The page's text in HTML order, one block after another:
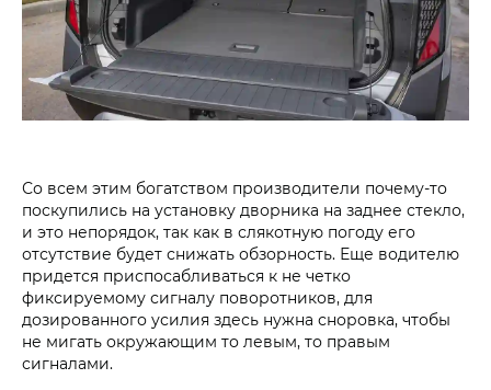
Со всем этим богатством производители почему-то
поскупились на установку дворника на заднее стекло,
и это непорядок, так как в слякотную погоду его
отсутствие будет снижать обзорность. Еще водителю
придется приспосабливаться к не четко
фиксируемому сигналу поворотников, для
дозированного усилия здесь нужна сноровка, чтобы
не мигать окружающим то левым, то правым
сигналами.